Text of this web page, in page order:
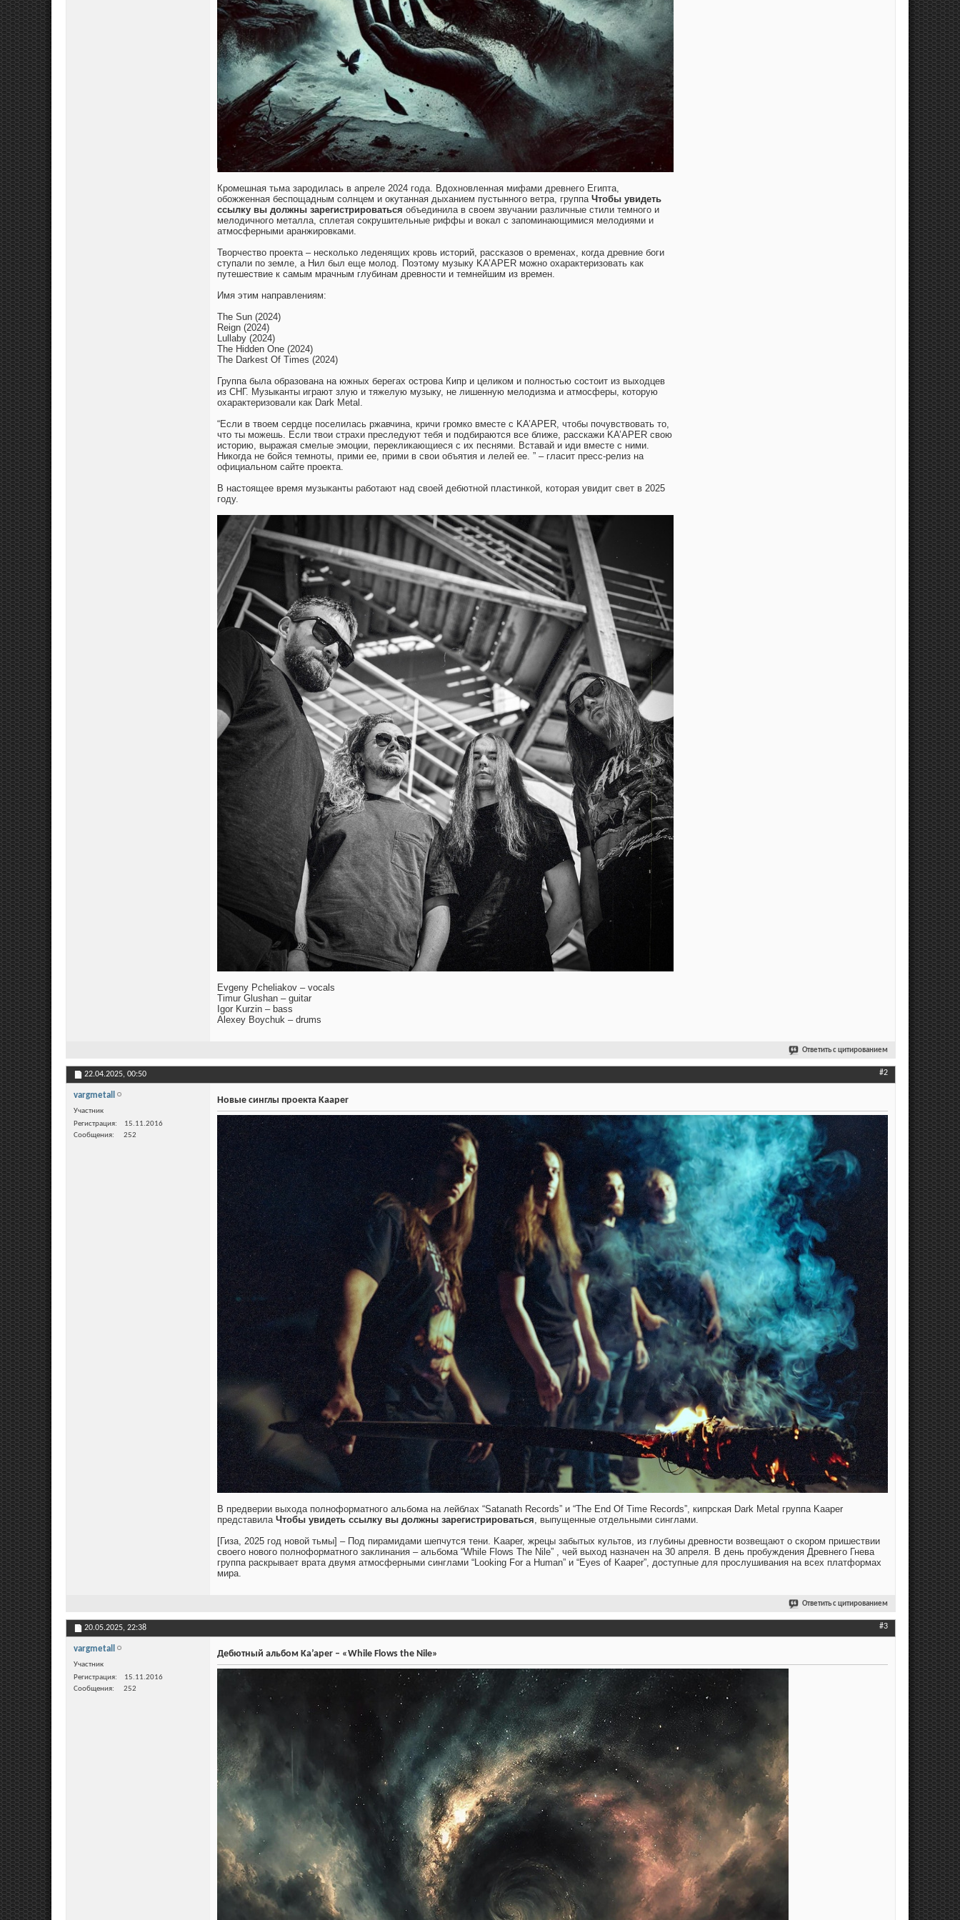
Кромешная тьма зародилась в апреле 2024 года. Вдохновленная мифами древнего Египта,
обожженная беспощадным солнцем и окутанная дыханием пустынного ветра, группа Чтобы увидеть
ссылку вы должны зарегистрироваться объединила в своем звучании различные стили темного и
мелодичного металла, сплетая сокрушительные риффы и вокал с запоминающимися мелодиями и
атмосферными аранжировками.
Творчество проекта – несколько леденящих кровь историй, рассказов о временах, когда древние боги
ступали по земле, а Нил был еще молод. Поэтому музыку KA’APER можно охарактеризовать как
путешествие к самым мрачным глубинам древности и темнейшим из времен.
Имя этим направлениям:
The Sun (2024)
Reign (2024)
Lullaby (2024)
The Hidden One (2024)
The Darkest Of Times (2024)
Группа была образована на южных берегах острова Кипр и целиком и полностью состоит из выходцев
из СНГ. Музыканты играют злую и тяжелую музыку, не лишенную мелодизма и атмосферы, которую
охарактеризовали как Dark Metal.
“Если в твоем сердце поселилась ржавчина, кричи громко вместе с KA’APER, чтобы почувствовать то,
что ты можешь. Если твои страхи преследуют тебя и подбираются все ближе, расскажи KA’APER свою
историю, выражая смелые эмоции, перекликающиеся с их песнями. Вставай и иди вместе с ними.
Никогда не бойся темноты, прими ее, прими в свои объятия и лелей ее. ” – гласит пресс-релиз на
официальном сайте проекта.
В настоящее время музыканты работают над своей дебютной пластинкой, которая увидит свет в 2025
году.
Evgeny Pcheliakov – vocals
Timur Glushan – guitar
Igor Kurzin – bass
Alexey Boychuk – drums
Ответить с цитированием
22.04.2025, 00:50 #2
vargmetall
Участник
Регистрация
15.11.2016
Сообщения
252
Новые синглы проекта Kaaper
В предверии выхода полноформатного альбома на лейблах “Satanath Records” и “The End Of Time Records”, кипрская Dark Metal группа Kaaper
представила Чтобы увидеть ссылку вы должны зарегистрироваться, выпущенные отдельными синглами.
[Гиза, 2025 год новой тьмы] – Под пирамидами шепчутся тени. Kaaper, жрецы забытых культов, из глубины древности возвещают о скором пришествии
своего нового полноформатного заклинания – альбома “While Flows The Nile” , чей выход назначен на 30 апреля. В день пробуждения Древнего Гнева
группа раскрывает врата двумя атмосферными синглами “Looking For a Human” и “Eyes of Kaaper”, доступные для прослушивания на всех платформах
мира.
Ответить с цитированием
20.05.2025, 22:38 #3
vargmetall
Участник
Регистрация
15.11.2016
Сообщения
252
Дебютный альбом Ka’aper – «While Flows the Nile»